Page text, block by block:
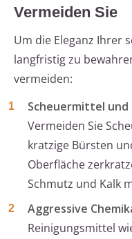
Vermeiden Sie
Um die Eleganz Ihrer
langfristig zu
vermeiden:
Scheuermittel und
Vermeiden Sie
kratzige Bürsten
Oberfläche
Schmutz und Kalk
Aggressive
Reinigungsmittel